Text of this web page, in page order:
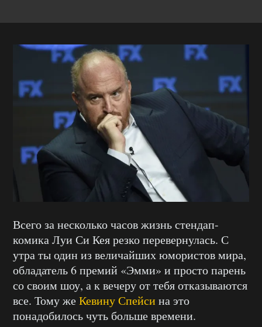
Всего за несколько часов жизнь стендап-
комика Луи Си Кея резко перевернулась. С
утра ты один из величайших юмористов мира,
обладатель 6 премий «Эмми» и просто парень
со своим шоу, а к вечеру от тебя отказываются
все. Тому жеКевину Спейсина это
понадобилось чуть больше времени.